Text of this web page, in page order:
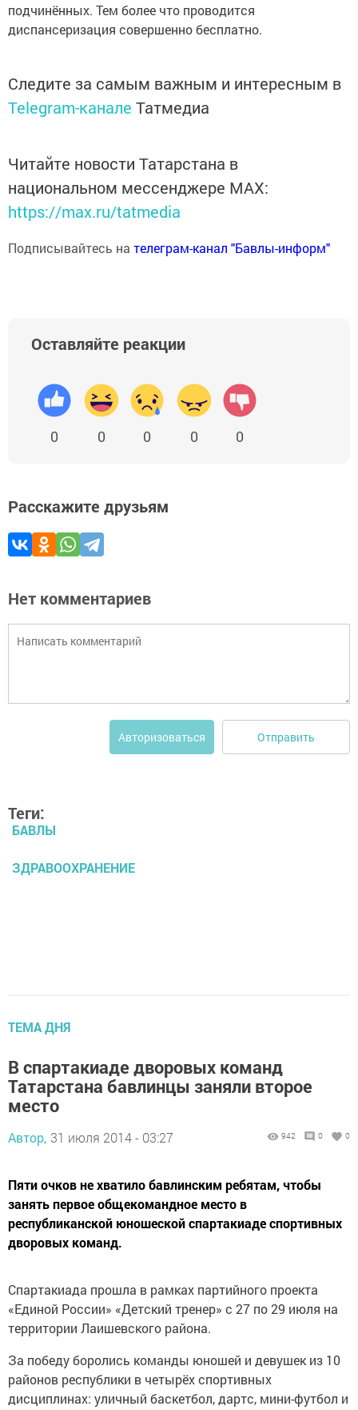
подчинённых. Тем более что проводится
диспансеризация совершенно бесплатно.
Следите за самым важным и интересным в
Telegram-канале Татмедиа
Читайте новости Татарстана в
национальном мессенджере MАХ:
https://max.ru/tatmedia
Подписывайтесь на телеграм-канал "Бавлы-информ"
Оставляйте реакции
0 0 0 0 0
Расскажите друзьям
Нет комментариев
Авторизоваться Отправить
Теги:
БАВЛЫ
ЗДРАВООХРАНЕНИЕ
ТЕМА ДНЯ
В спартакиаде дворовых команд
Татарстана бавлинцы заняли второе
место
Автор, 31 июля 2014 - 03:27 942 0 0
Пяти очков не хватило бавлинским ребятам, чтобы
занять первое общекомандное место в
республиканской юношеской спартакиаде спортивных
дворовых команд.
Спартакиада прошла в рамках партийного проекта
«Единой России» «Детский тренер» с 27 по 29 июля на
территории Лаишевского района.
За победу боролись команды юношей и девушек из 10
районов республики в четырёх спортивных
дисциплинах: уличный баскетбол, дартс, мини-футбол и